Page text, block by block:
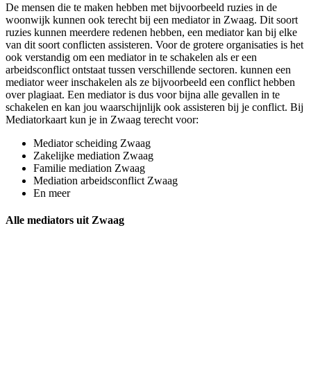
De mensen die te maken hebben met bijvoorbeeld ruzies in de
woonwijk kunnen ook terecht bij een mediator in Zwaag. Dit soort
ruzies kunnen meerdere redenen hebben, een mediator kan bij elke
van dit soort conflicten assisteren. Voor de grotere organisaties is het
ook verstandig om een mediator in te schakelen als er een
arbeidsconflict ontstaat tussen verschillende sectoren. kunnen een
mediator weer inschakelen als ze bijvoorbeeld een conflict hebben
over plagiaat. Een mediator is dus voor bijna alle gevallen in te
schakelen en kan jou waarschijnlijk ook assisteren bij je conflict. Bij
Mediatorkaart kun je in Zwaag terecht voor:
Mediator scheiding Zwaag
Zakelijke mediation Zwaag
Familie mediation Zwaag
Mediation arbeidsconflict Zwaag
En meer
Alle mediators uit Zwaag